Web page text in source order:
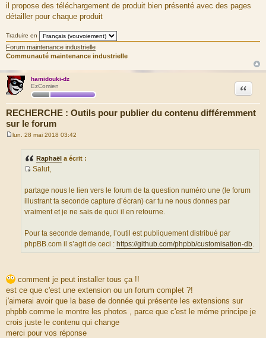
il propose des téléchargement de produit bien présenté avec des pages
détailler pour chaque produit
Traduire en
Forum maintenance industrielle
Communauté maintenance industrielle
hamidouki-dz
EzComien
RECHERCHE : Outils pour publier du contenu différemment
sur le forum
Citation
lun. 28 mai 2018 03:42
Raphaël a écrit :
o
u
r
e
d
s
s
a
g
e
Salut,
partage nous le lien vers le forum de ta question numéro une (le forum
illustrant ta seconde capture d’écran) car tu ne nous donnes par
vraiment et je ne sais de quoi il en retourne.
Pour ta seconde demande, l’outil est publiquement distribué par
phpBB.com il s’agit de ceci : https://github.com/phpbb/customisation-db
comment je peut installer tous ça !!
est ce que c'est une extension ou un forum complet ?!
j'aimerai avoir que la base de donnée qui présente les extensions sur
phpbb comme le montre les photos , parce que c'est le méme principe je
crois juste le contenu qui change
merci pour vos réponse